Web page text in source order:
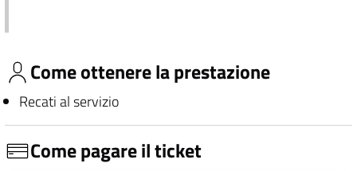
Come ottenere la prestazione
Recati al servizio
Come pagare il ticket